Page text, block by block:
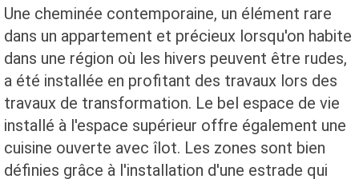
Une cheminée contemporaine, un élément rare
dans un appartement et précieux lorsqu'on habite
dans une région où les hivers peuvent être rudes,
a été installée en profitant des travaux lors des
travaux de transformation. Le bel espace de vie
installé à l'espace supérieur offre également une
cuisine ouverte avec îlot. Les zones sont bien
définies grâce à l'installation d'une estrade qui